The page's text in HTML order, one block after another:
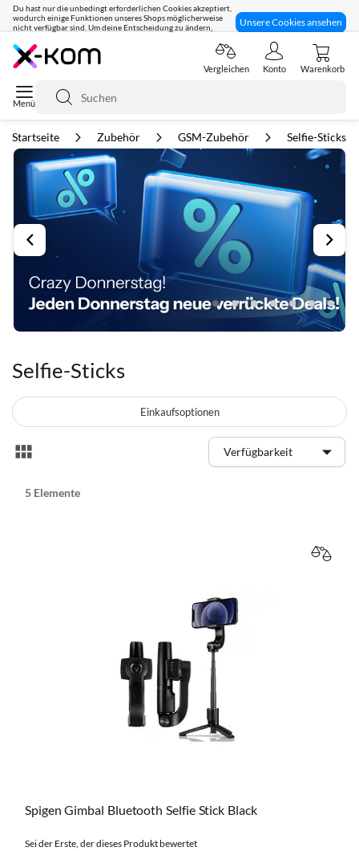
Du hast nur die unbedingt erforderlichen Cookies akzeptiert,
wodurch einige Funktionen unseres Shops möglicherweise
nicht verfügbar sind. Um deine Entscheidung zu ändern,
Unsere Cookies ansehen
Seit 8 Jahren für dich da!
Suche
Vergleichen Konto Warenkorb
Startseite Zubehör GSM-Zubehör Selfie-Sticks
Selfie-Sticks
Anzeigen
Liste
5 Elemente
Spigen Gimbal Bluetooth Selfie Stick Black
Sei der Erste, der dieses Produkt bewertet
Einkaufsoptionen